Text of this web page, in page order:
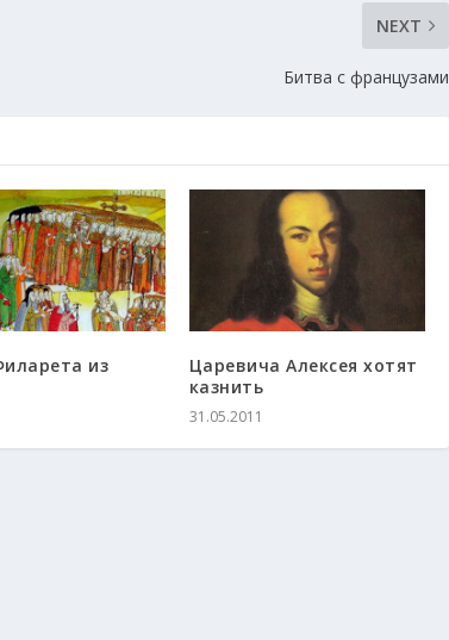
NEXT
Битва с французами
из
Царевича Алексея хотят
казнить
31.05.2011